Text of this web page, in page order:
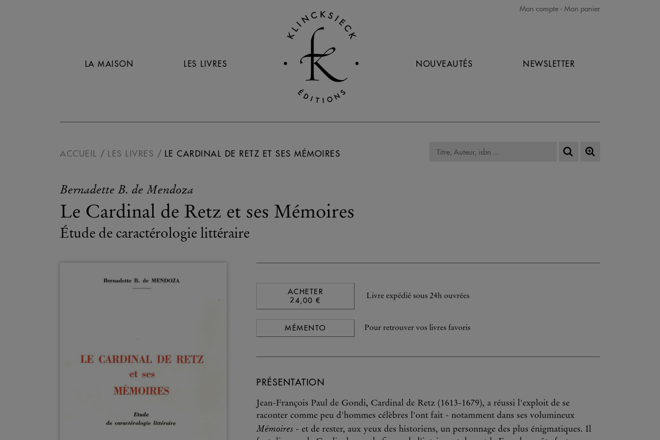
Mon compte Mon panier
LA MAISON LES LIVRES NOUVEAUTÉS NEWSLETTER
ACCUEIL LES LIVRES LE CARDINAL DE RETZ ET SES MÉMOIRES
Bernadette B. de Mendoza
Le Cardinal de Retz et ses Mémoires
Étude de caractérologie littéraire
ACHETER
24,00 €
Livre expédié sous 24h ouvrées
MÉMENTO Pour retrouver vos livres favoris
PRÉSENTATION
Jean-François Paul de Gondi, Cardinal de Retz (1613-1679), a réussi l'exploit de se
raconter comme peu d'hommes célèbres l'ont fait - notamment dans ses volumineux
Mémoires - et de rester, aux yeux des historiens, un personnage des plus énigmatiques. Il